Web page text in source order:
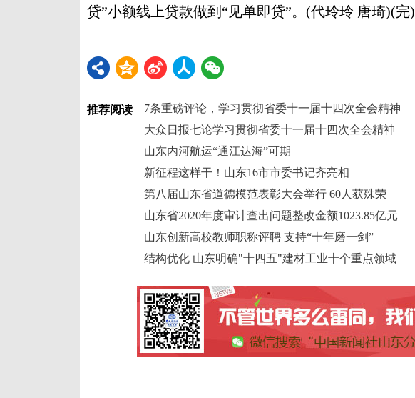
贷”小额线上贷款做到“见单即贷”。(代玲玲 唐琦)(完)
推荐阅读
7条重磅评论，学习贯彻省委十一届十四次全会精神
大众日报七论学习贯彻省委十一届十四次全会精神
山东内河航运“通江达海”可期
新征程这样干！山东16市市委书记齐亮相
第八届山东省道德模范表彰大会举行 60人获殊荣
山东省2020年度审计查出问题整改金额1023.85亿元
山东创新高校教师职称评聘 支持“十年磨一剑”
结构优化 山东明确"十四五"建材工业十个重点领域